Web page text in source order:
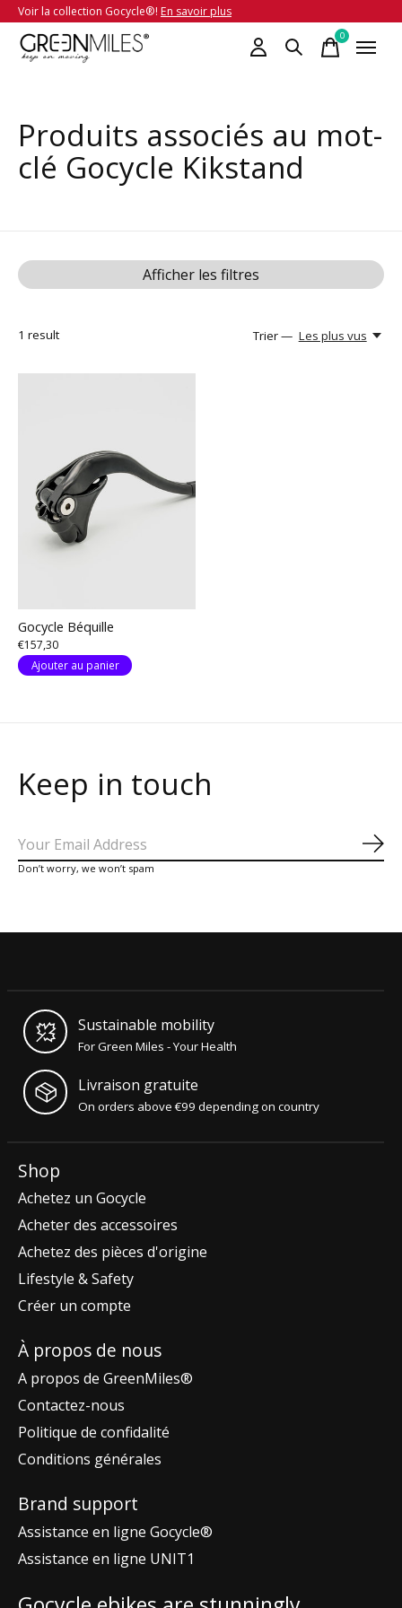
Voir la collection Gocycle®! En savoir plus
0items
Produits associés au mot-
clé Gocycle Kikstand
Afficher les filtres
1 result Trier — Les plus vus
Gocycle Béquille
€157,30
Ajouter au panier
Keep in touch
Don’t worry, we won’t spam
Sustainable mobility
For Green Miles - Your Health
Livraison gratuite
On orders above €99 depending on country
Shop
Achetez un Gocycle
Acheter des accessoires
Achetez des pièces d'origine
Lifestyle & Safety
Créer un compte
À propos de nous
A propos de GreenMiles®
Contactez-nous
Politique de confidalité
Conditions générales
Brand support
Assistance en ligne Gocycle®
Assistance en ligne UNIT1